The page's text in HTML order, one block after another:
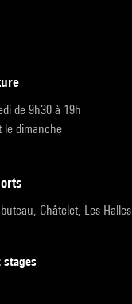
de 9h30 à 19h
le dimanche
Châtelet, Les Halles
stages